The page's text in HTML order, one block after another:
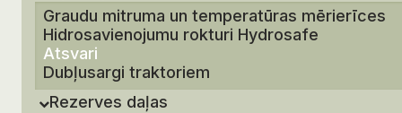
Graudu mitruma un temperatūras mērierīces
Hidrosavienojumu rokturi Hydrosafe
Atsvari
Dubļusargi traktoriem
Rezerves daļas